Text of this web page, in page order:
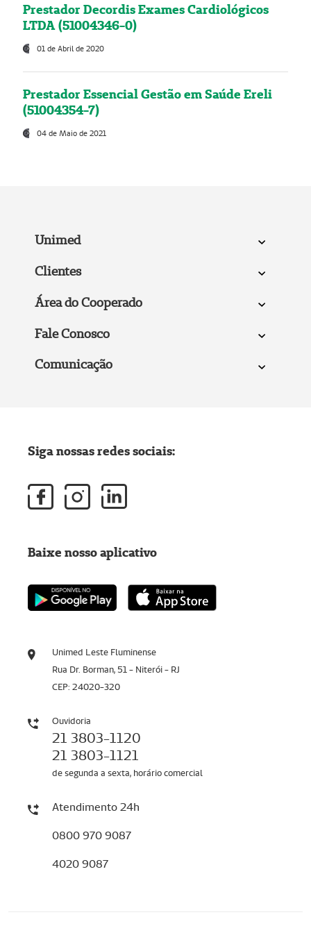
Prestador Decordis Exames Cardiológicos
LTDA (51004346-0)
01 de Abril de 2020
Prestador Essencial Gestão em Saúde Ereli
(51004354-7)
04 de Maio de 2021
Unimed
Clientes
Área do Cooperado
Fale Conosco
Comunicação
Unimed Leste Fluminense
Rua Dr. Borman, 51 - Niterói - RJ
CEP: 24020-320
Ouvidoria
21 3803-1120
21 3803-1121
de segunda a sexta, horário comercial
Atendimento 24h
0800 970 9087
4020 9087
Siga nossas redes sociais:
Baixe nosso aplicativo